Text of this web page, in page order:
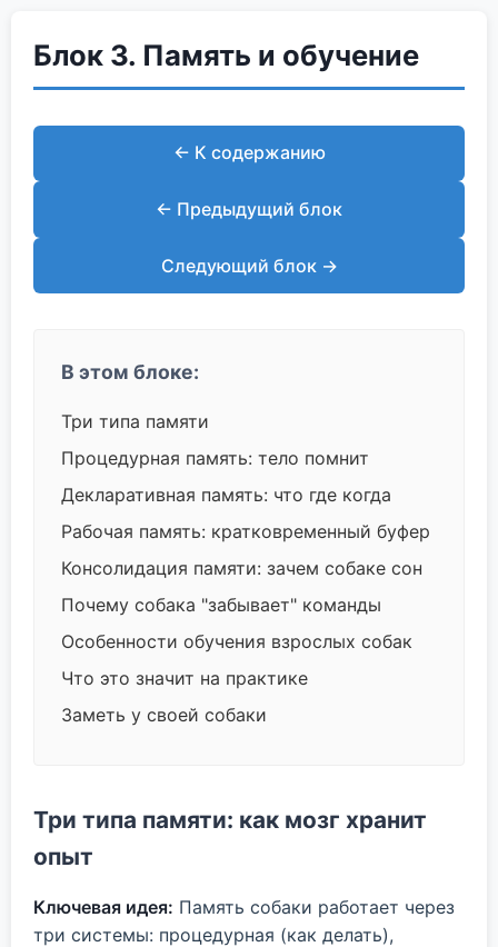
Блок 3. Память и обучение
← К содержанию
← Предыдущий блок
Следующий блок →
В этом блоке:
Три типа памяти
Процедурная память: тело помнит
Декларативная память: что где когда
Рабочая память: кратковременный буфер
Консолидация памяти: зачем собаке сон
Почему собака "забывает" команды
Особенности обучения взрослых собак
Что это значит на практике
Заметь у своей собаки
Три типа памяти: как мозг хранит
опыт
Ключевая идея: Память собаки работает через
три системы: процедурная (как делать),